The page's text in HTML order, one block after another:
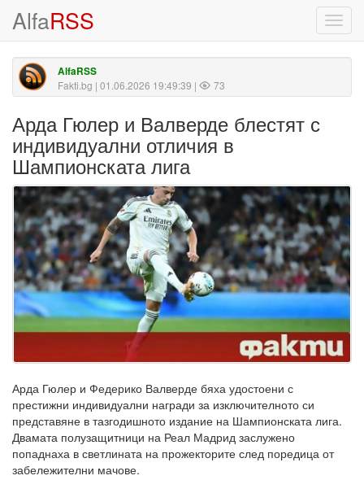
AlfaRSS
AlfaRSS
Fakti.bg | 01.06.2026 19:49:39 | 73
Арда Гюлер и Валверде блестят с
индивидуални отличия в
Шампионската лига
Арда Гюлер и Федерико Валверде бяха удостоени с
престижни индивидуални награди за изключителното си
представяне в тазгодишното издание на Шампионската лига.
Двамата полузащитници на Реал Мадрид заслужено
попаднаха в светлината на прожекторите след поредица от
забележителни мачове.